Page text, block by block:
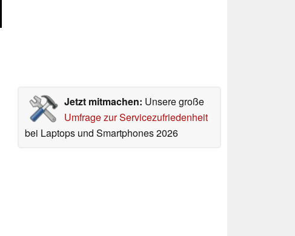
Jetzt mitmachen: Unsere große
Umfrage zur Servicezufriedenheit
bei Laptops und Smartphones 2026